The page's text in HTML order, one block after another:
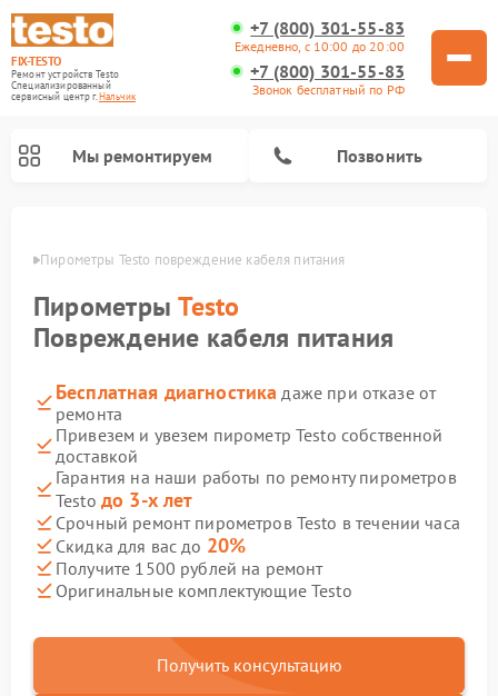
FIX-TESTO
Ремонт устройств Testo
Специализированный
cервисный центр г.Нальчик
+7 (800) 301-55-83
Ежедневно, с 10:00 до 20:00
+7 (800) 301-55-83
Звонок бесплатный по РФ
Мы ремонтируем Позвонить
Пирометры Testo повреждение кабеля питания
ПирометрыTesto
Повреждение кабеля питания
Бесплатная диагностика даже при отказе от
ремонта
Привезем и увезем пирометр Testo собственной
доставкой
Гарантия на наши работы по ремонту пирометров
Testo до 3-х лет
Срочный ремонт пирометров Testo в течении часа
Скидка для вас до 20%
Получите 1500 рублей на ремонт
Оригинальные комплектующие Testo
Получить консультацию